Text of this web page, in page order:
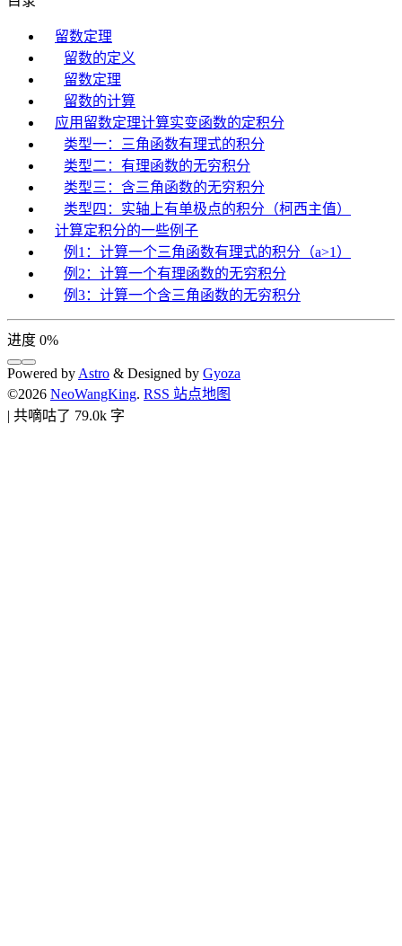
留数定理
留数的定义
留数定理
留数的计算
应用留数定理计算实变函数的定积分
类型一：三角函数有理式的积分
类型二：有理函数的无穷积分
类型三：含三角函数的无穷积分
类型四：实轴上有单极点的积分（柯西主值）
计算定积分的一些例子
例1：计算一个三角函数有理式的积分（a>1）
例2：计算一个有理函数的无穷积分
例3：计算一个含三角函数的无穷积分
进度 0%
Powered by Astro & Designed by Gyoza
©2026 NeoWangKing. RSS 站点地图
| 共嘀咕了 79.0k 字